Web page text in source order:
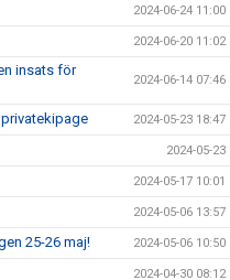
2024-06-24 11:00
2024-06-20 11:02
insats för
2024-06-14 07:46
2024-05-23 18:47
2024-05-23
2024-05-17 10:01
2024-05-06 13:57
25-26 maj! 2024-05-06 10:50
2024-04-30 08:12